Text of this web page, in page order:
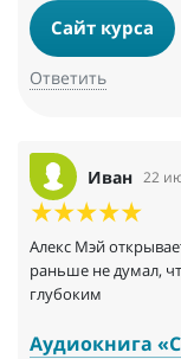
Сайт курса
Ответить
Иван 22
Алекс Мэй
раньше не думал,
глубоким
Аудиокнига